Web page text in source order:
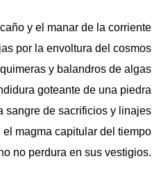
y el manar de la corriente
por la envoltura del cosmos
y balandros de algas
goteante de una piedra
sangre de sacrificios y linajes
magma capitular del tiempo
no perdura en sus vestigios.